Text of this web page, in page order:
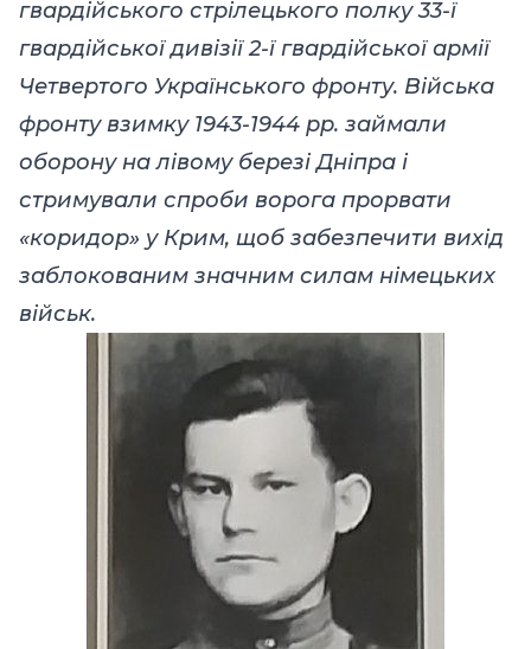
гвардійського стрілецького полку 33-ї
гвардійської дивізії 2-ї гвардійської армії
Четвертого Українського фронту. Війська
фронту взимку 1943-1944 рр. займали
оборону на лівому березі Дніпра і
стримували спроби ворога прорвати
«коридор» у Крим, щоб забезпечити вихід
заблокованим значним силам німецьких
військ.